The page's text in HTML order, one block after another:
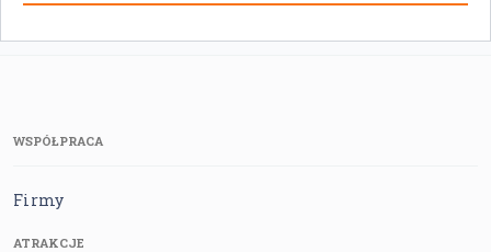
WSPÓŁPRACA
Firmy
ATRAKCJE